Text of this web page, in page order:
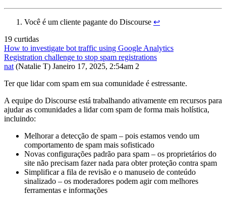
Você é um cliente pagante do Discourse ↩︎
19 curtidas
How to investigate bot traffic using Google Analytics
Registration challenge to stop spam registrations
nat (Natalie T) Janeiro 17, 2025, 2:54am 2
Ter que lidar com spam em sua comunidade é estressante.
A equipe do Discourse está trabalhando ativamente em recursos para
ajudar as comunidades a lidar com spam de forma mais holística,
incluindo:
Melhorar a detecção de spam – pois estamos vendo um
comportamento de spam mais sofisticado
Novas configurações padrão para spam – os proprietários do
site não precisam fazer nada para obter proteção contra spam
Simplificar a fila de revisão e o manuseio de conteúdo
sinalizado – os moderadores podem agir com melhores
ferramentas e informações